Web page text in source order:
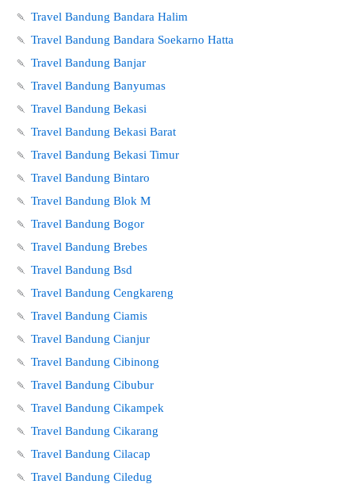
🍡 Travel Bandung Bandara Halim
🍡 Travel Bandung Bandara Soekarno Hatta
🍡 Travel Bandung Banjar
🍡 Travel Bandung Banyumas
🍡 Travel Bandung Bekasi
🍡 Travel Bandung Bekasi Barat
🍡 Travel Bandung Bekasi Timur
🍡 Travel Bandung Bintaro
🍡 Travel Bandung Blok M
🍡 Travel Bandung Bogor
🍡 Travel Bandung Brebes
🍡 Travel Bandung Bsd
🍡 Travel Bandung Cengkareng
🍡 Travel Bandung Ciamis
🍡 Travel Bandung Cianjur
🍡 Travel Bandung Cibinong
🍡 Travel Bandung Cibubur
🍡 Travel Bandung Cikampek
🍡 Travel Bandung Cikarang
🍡 Travel Bandung Cilacap
🍡 Travel Bandung Ciledug